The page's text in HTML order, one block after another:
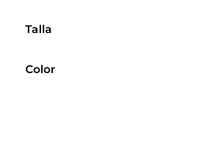
Talla
Color